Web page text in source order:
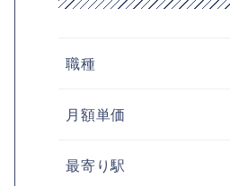
職種
月額単価
最寄り駅